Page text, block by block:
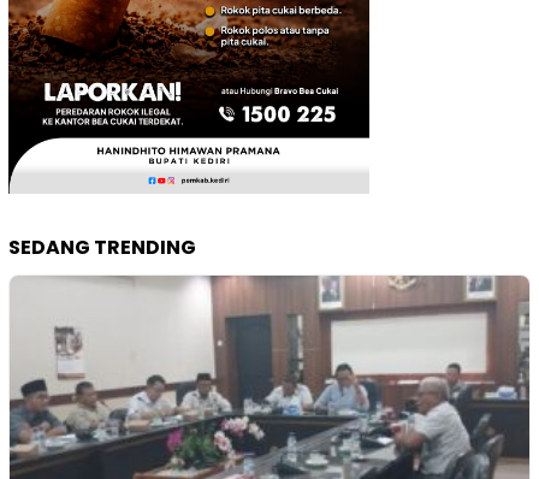
SEDANG TRENDING